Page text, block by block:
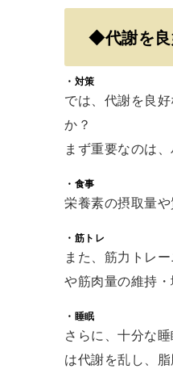
◆代謝を良
・対策
では、代謝を良
か？
まず重要なのは
・食事
栄養素の摂取量
・筋トレ
また、筋力トレ
や筋肉量の維持
・睡眠
さらに、十分な
は代謝を乱し、